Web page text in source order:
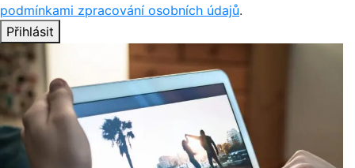
podmínkami zpracování osobních údajů.
Přihlásit